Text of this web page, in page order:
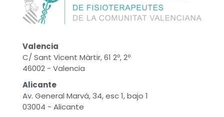
Valencia
C/ Sant Vicent Màrtir, 61 2º, 2º
46002 - Valencia
Alicante
Av. General Marvá, 34, esc 1, bajo 1
03004 - Alicante